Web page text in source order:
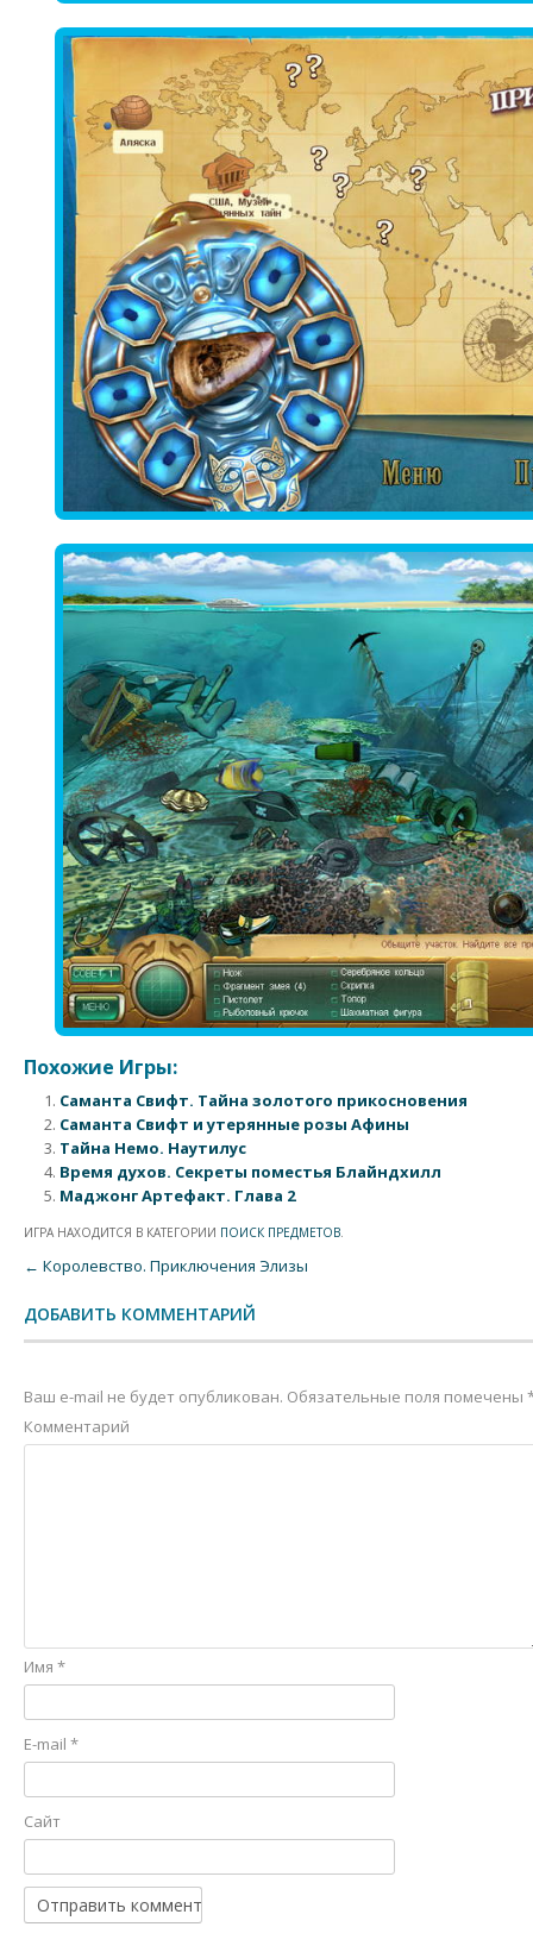
Похожие Игры:
Саманта Свифт. Тайна золотого прикосновения
Саманта Свифт и утерянные розы Афины
Тайна Немо. Наутилус
Время духов. Секреты поместья Блайндхилл
Маджонг Артефакт. Глава 2
ИГРА НАХОДИТСЯ В КАТЕГОРИИ ПОИСК ПРЕДМЕТОВ.
Post navigation
← Королевство. Приключения Элизы
ДОБАВИТЬ КОММЕНТАРИЙ
Ваш e-mail не будет опубликован. Обязательные поля помечены
Комментарий
Имя *
E-mail *
Сайт